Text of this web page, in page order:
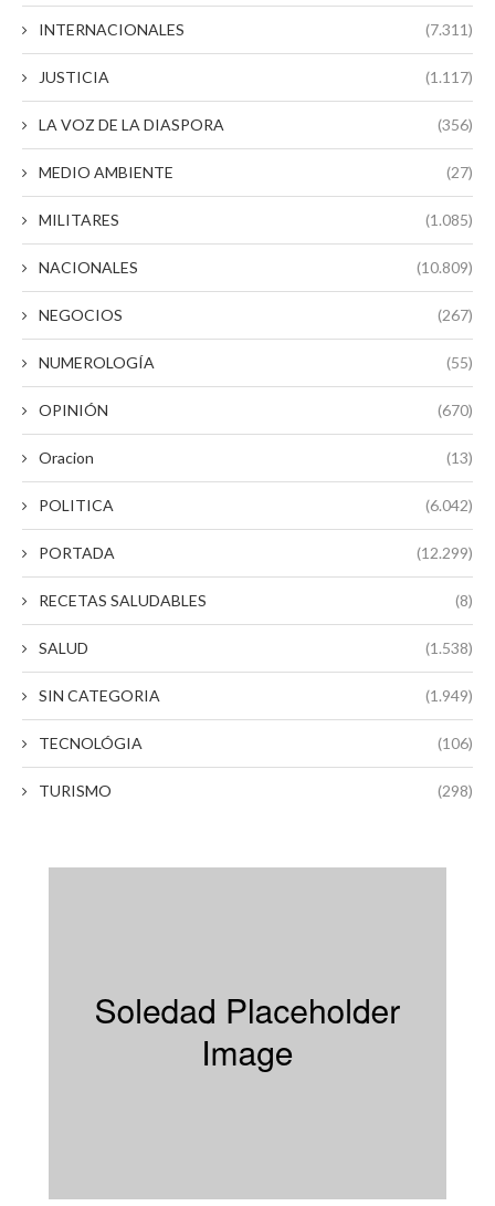
INTERNACIONALES (7.311)
JUSTICIA (1.117)
LA VOZ DE LA DIASPORA (356)
MEDIO AMBIENTE (27)
MILITARES (1.085)
NACIONALES (10.809)
NEGOCIOS (267)
NUMEROLOGÍA (55)
OPINIÓN (670)
Oracion (13)
POLITICA (6.042)
PORTADA (12.299)
RECETAS SALUDABLES (8)
SALUD (1.538)
SIN CATEGORIA (1.949)
TECNOLÓGIA (106)
TURISMO (298)